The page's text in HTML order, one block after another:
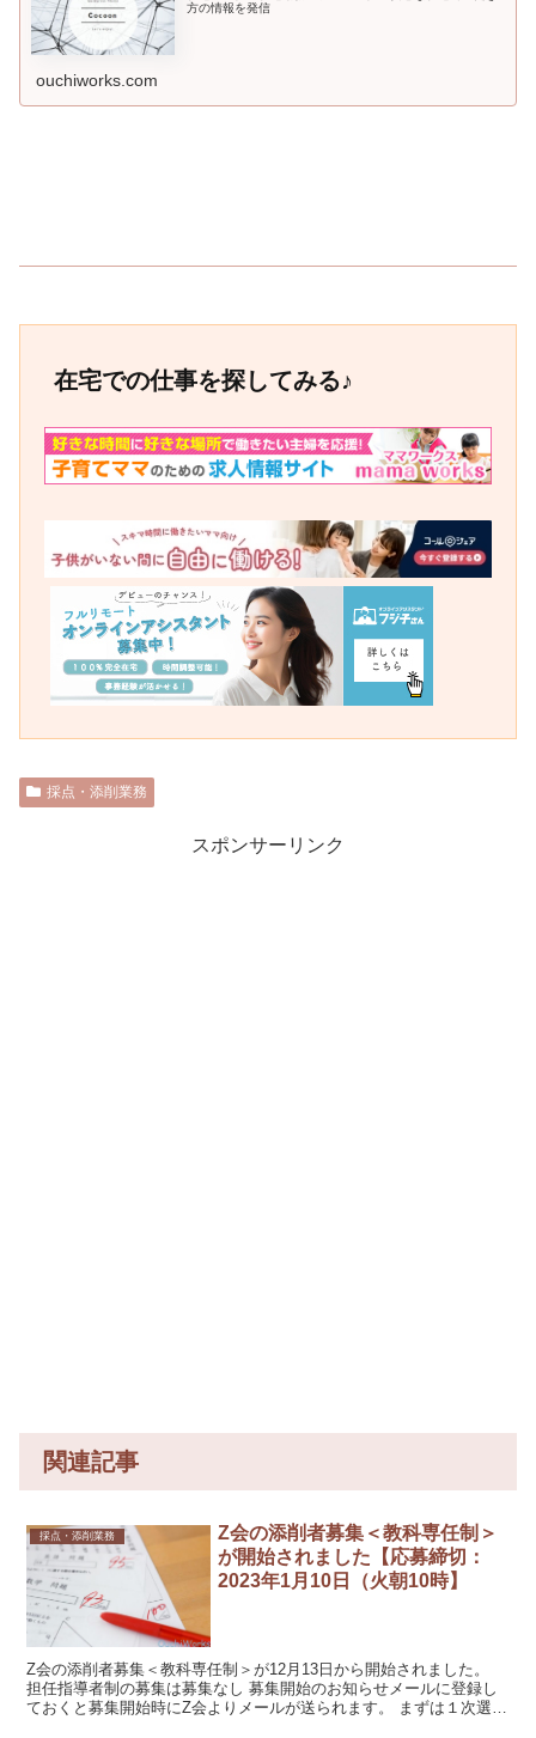
方の情報を発信
ouchiworks.com
在宅での仕事を探してみる♪
採点・添削業務
スポンサーリンク
関連記事
採点・添削業務
Z会の添削者募集＜教科専任制＞
が開始されました【応募締切：
2023年1月10日（火朝10時】
Z会の添削者募集＜教科専任制＞が12月13日から開始されました。
担任指導者制の募集は募集なし 募集開始のお知らせメールに登録し
ておくと募集開始時にZ会よりメールが送られます。 まずは１次選考